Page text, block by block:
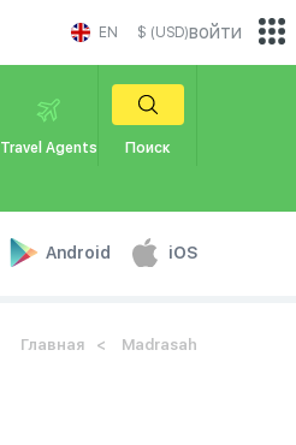
EN $ (USD)
Travel Agents Поиск
Android iOS
войти
Главная Madrasah